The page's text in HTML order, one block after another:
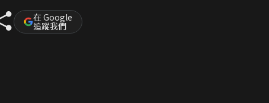
在 Google
追蹤我們